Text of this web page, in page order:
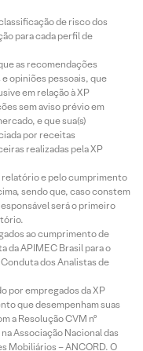
de risco dos
para cada perfil de
as recomendações
opiniões pessoais, que
em relação à XP
sem aviso prévio em
e que sua(s)
por receitas
realizadas pela XP
e pelo cumprimento
sendo que, caso constem
será o primeiro
ao cumprimento de
da APIMEC Brasil para o
dos Analistas de
por empregados da XP
que desempenham suas
a Resolução CVM nº
Associação Nacional das
Mobiliários – ANCORD. O